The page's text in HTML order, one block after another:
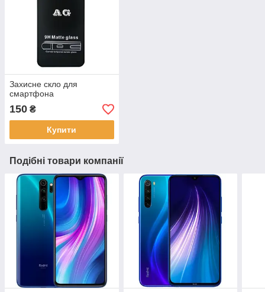
Захисне скло для
смартфона
150 ₴
Купити
Подібні товари компанії